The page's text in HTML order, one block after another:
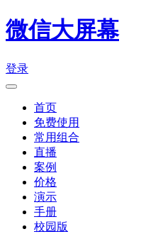
微信大屏幕
登录
首页
免费使用
常用组合
直播
案例
价格
演示
手册
校园版